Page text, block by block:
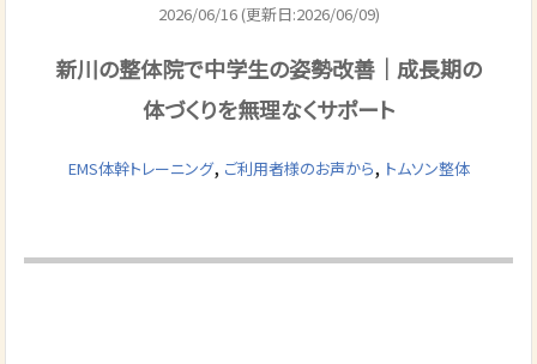
2026/06/16 (更新日:2026/06/09)
新川の整体院で中学生の姿勢改善｜成長期の
体づくりを無理なくサポート
EMS体幹トレーニング, ご利用者様のお声から, トムソン整体